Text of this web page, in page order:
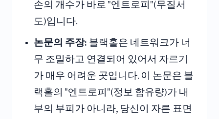
손의 개수가 바로 "엔트로피"(무질서
도)입니다.
논문의 주장: 블랙홀은 네트워크가 너
무 조밀하고 연결되어 있어서 자르기
가 매우 어려운 곳입니다. 이 논문은 블
랙홀의 "엔트로피"(정보 함유량)가 내
부의 부피가 아니라, 당신이 자른 표면